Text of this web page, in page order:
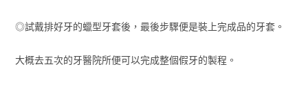
◎試戴排好牙的蠟型牙套後，最後步驟便是裝上完成品的牙套。
大概去五次的牙醫院所便可以完成整個假牙的製程。